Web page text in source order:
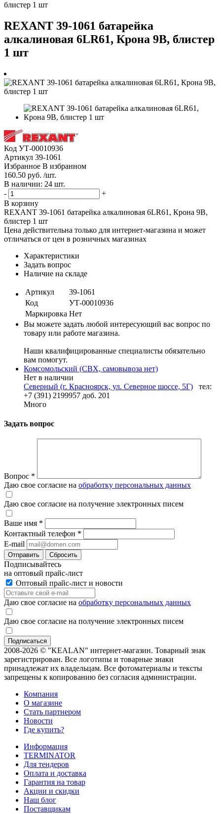
блистер 1 шт
REXANT 39-1061 батарейка
алкалиновая 6LR61, Крона 9В, блистер
1 шт
Код УТ-00010936
Артикул 39-1061
Избранное В избранном
160.50 руб. /шт.
В наличии: 24 шт.
-
+
В корзину
REXANT 39-1061 батарейка алкалиновая 6LR61, Крона 9В,
блистер 1 шт
Цена действительна только для интернет-магазина и может
отличаться от цен в розничных магазинах
Характеристики
Задать вопрос
Наличие на складе
Артикул
39-1061
Код
УТ-00010936
Маркировка Нет
Вы можете задать любой интересующий вас вопрос по
товару или работе магазина.
Наши квалифицированные специалисты обязательно
вам помогут.
Комсомольский (СВХ, самовывоза нет)
Нет в наличии
Северный (г. Красноярск, ул. Северное шоссе, 5Г)
тел:
+7 (391) 2199957 доб. 201
Много
Задать вопрос
Вопрос *
Даю свое согласие на обработку персональных данных
Даю свое согласие на получение электронных писем
Ваше имя *
Контактный телефон *
E-mail
Отправить Сбросить
Подписывайтесь
на оптовый прайс-лист
Оптовый прайс-лист и новости
Даю свое согласие на обработку персональных данных
Даю свое согласие на получение электронных писем
2008-2026 © "KEALAN" интернет-магазин. Товарный знак
зарегистрирован. Все логотипы и товарные знаки
принадлежат их владельцам. Все фотоматериалы и тексты
запрещены к копированию без согласия администрации.
Компания
О магазине
Стать партнером
Новости
Где купить?
Информация
TERMINATOR
Для тендеров
Оплата и доставка
Гарантия на товар
Акции и скидки
Наш блог
Поставщикам